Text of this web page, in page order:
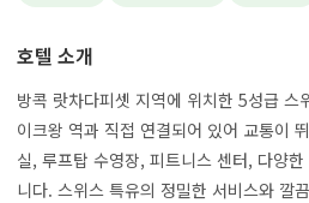
호텔 소개
방콕 랏차다피셋 지역에 위치한 5성급
이크왕 역과 직접 연결되어 있어 교통이
실, 루프탑 수영장, 피트니스 센터, 다양
니다. 스위스 특유의 정밀한 서비스와 깔